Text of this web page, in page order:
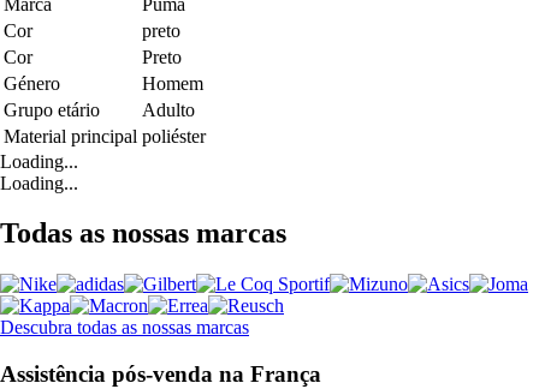
Cor
preto
Cor
Preto
Género
Homem
Grupo etário
Adulto
Material principal poliéster
Loading...
Loading...
Todas as nossas marcas
Descubra todas as nossas marcas
Assistência pós-venda na França